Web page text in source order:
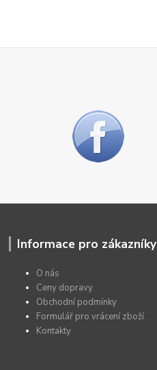
Informace pro zákazníky
O nás
Ceny dopravy
Obchodní podmínky
Formulář pro vrácení zboží
Kontakty